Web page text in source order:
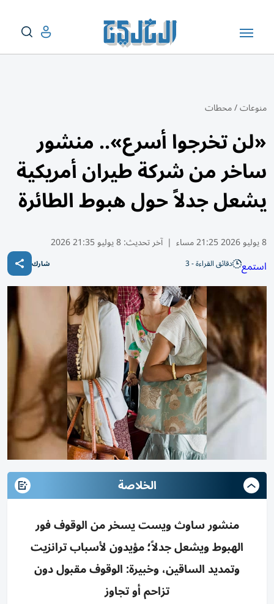
منوعات/محطات
«لن تخرجوا أسرع».. منشور
ساخر من شركة طيران أمريكية
يشعل جدلاً حول هبوط الطائرة
8 يوليو 2026 21:25 مساء | آخر تحديث:8 يوليو 21:35 2026
استمع دقائق القراءة - 3 شارك
الخلاصة
منشور ساوث ويست يسخر من الوقوف فور
الهبوط ويشعل جدلاً؛ مؤيدون لأسباب ترانزيت
وتمديد الساقين، وخبيرة: الوقوف مقبول دون
تزاحم أو تجاوز